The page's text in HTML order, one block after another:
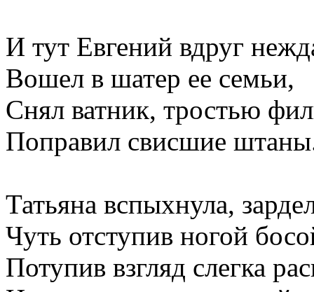
И тут Евгений вдруг
Вошел в шатер ее семьи,
Снял ватник, тростью
Поправил свисшие
Татьяна вспыхнула,
Чуть отступив ногой
Потупив взгляд слегка